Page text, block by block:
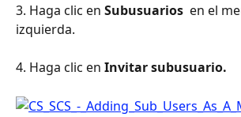
3. Haga clic en Subusuarios en el
izquierda.
4. Haga clic en Invitar subusuario.